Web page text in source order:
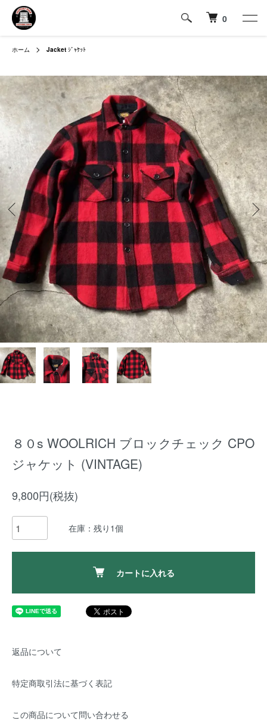
0
ホーム Jacket ｼﾞｬｹｯﾄ
８０s WOOLRICH ブロックチェック CPO
ジャケット (VINTAGE)
9,800円(税抜)
在庫：残り1個
カートに入れる
返品について
特定商取引法に基づく表記
この商品について問い合わせる